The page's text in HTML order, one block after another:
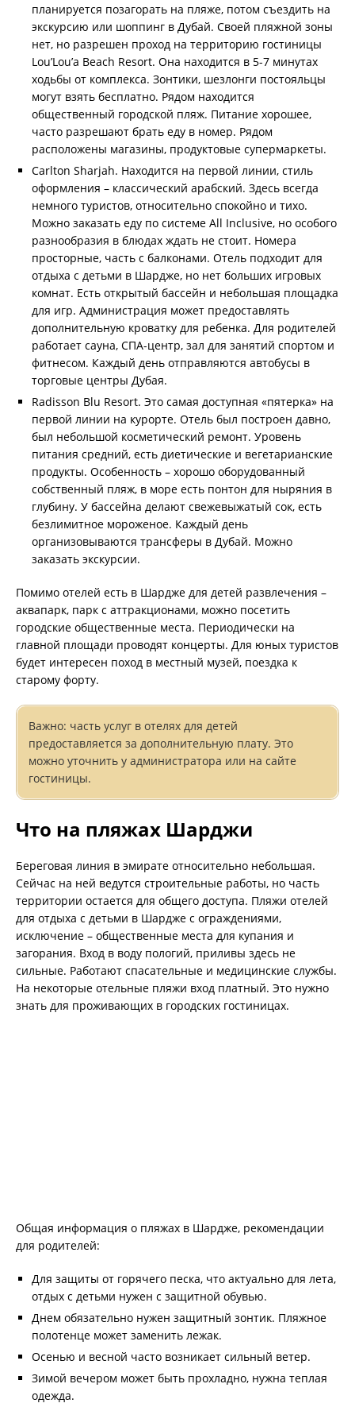
планируется позагорать на пляже, потом съездить на
экскурсию или шоппинг в Дубай. Своей пляжной зоны
нет, но разрешен проход на территорию гостиницы
Lou’Lou’a Beach Resort. Она находится в 5-7 минутах
ходьбы от комплекса. Зонтики, шезлонги постояльцы
могут взять бесплатно. Рядом находится
общественный городской пляж. Питание хорошее,
часто разрешают брать еду в номер. Рядом
расположены магазины, продуктовые супермаркеты.
Carlton Sharjah. Находится на первой линии, стиль
оформления – классический арабский. Здесь всегда
немного туристов, относительно спокойно и тихо.
Можно заказать еду по системе All Inclusive, но особого
разнообразия в блюдах ждать не стоит. Номера
просторные, часть с балконами. Отель подходит для
отдыха с детьми в Шардже, но нет больших игровых
комнат. Есть открытый бассейн и небольшая площадка
для игр. Администрация может предоставлять
дополнительную кроватку для ребенка. Для родителей
работает сауна, СПА-центр, зал для занятий спортом и
фитнесом. Каждый день отправляются автобусы в
торговые центры Дубая.
Radisson Blu Resort. Это самая доступная «пятерка» на
первой линии на курорте. Отель был построен давно,
был небольшой косметический ремонт. Уровень
питания средний, есть диетические и вегетарианские
продукты. Особенность – хорошо оборудованный
собственный пляж, в море есть понтон для ныряния в
глубину. У бассейна делают свежевыжатый сок, есть
безлимитное мороженое. Каждый день
организовываются трансферы в Дубай. Можно
заказать экскурсии.
Помимо отелей есть в Шардже для детей развлечения –
аквапарк, парк с аттракционами, можно посетить
городские общественные места. Периодически на
главной площади проводят концерты. Для юных туристов
будет интересен поход в местный музей, поездка к
старому форту.
Важно: часть услуг в отелях для детей
предоставляется за дополнительную плату. Это
можно уточнить у администратора или на сайте
гостиницы.
Что на пляжах Шарджи
Береговая линия в эмирате относительно небольшая.
Сейчас на ней ведутся строительные работы, но часть
территории остается для общего доступа. Пляжи отелей
для отдыха с детьми в Шардже с ограждениями,
исключение – общественные места для купания и
загорания. Вход в воду пологий, приливы здесь не
сильные. Работают спасательные и медицинские службы.
На некоторые отельные пляжи вход платный. Это нужно
знать для проживающих в городских гостиницах.
Общая информация о пляжах в Шардже, рекомендации
для родителей:
Для защиты от горячего песка, что актуально для лета,
отдых с детьми нужен с защитной обувью.
Днем обязательно нужен защитный зонтик. Пляжное
полотенце может заменить лежак.
Осенью и весной часто возникает сильный ветер.
Зимой вечером может быть прохладно, нужна теплая
одежда.